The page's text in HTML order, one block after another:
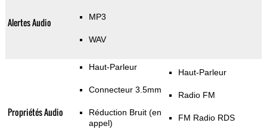
Alertes Audio MP3
WAV
Propriétés Audio
Haut-Parleur
Connecteur 3.5mm
Réduction Bruit (en
appel)
Haut-Parleur
Radio FM
FM Radio RDS